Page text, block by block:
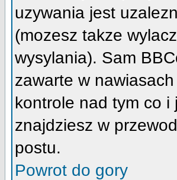
uzywania jest
(mozesz takze
wysylania). Sam
zawarte w
kontrole nad tym co i
znajdziesz w
postu.
Powrot do gory